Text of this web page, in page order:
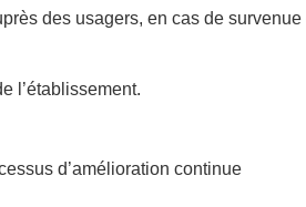
des usagers, en cas de
l’établissement.
d’amélioration continue